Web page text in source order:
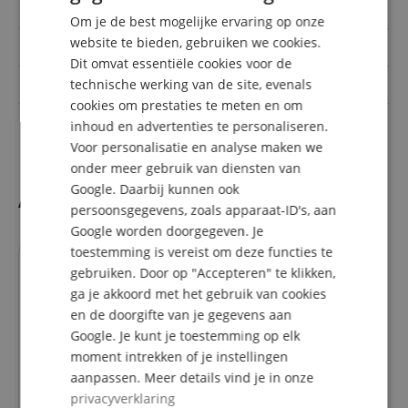
Uitgangen 6.3mm Klinke, USB
Zwart
Ingangen 6.3mm Klinke, XLR
max. sampling rate 24 bit / 192 kHz
Accesoires
past precies
10
ITALIAN
SPANISH
Om je de best mogelijke ervaring op onze
website te bieden, gebruiken we cookies.
Dit omvat essentiële cookies voor de
technische werking van de site, evenals
cookies om prestaties te meten en om
inhoud en advertenties te personaliseren.
Voor personalisatie en analyse maken we
onder meer gebruik van diensten van
Google. Daarbij kunnen ook
persoonsgegevens, zoals apparaat-ID's, aan
Google worden doorgegeven. Je
toestemming is vereist om deze functies te
gebruiken. Door op "Accepteren" te klikken,
ga je akkoord met het gebruik van cookies
en de doorgifte van je gegevens aan
Google. Je kunt je toestemming op elk
moment intrekken of je instellingen
aanpassen. Meer details vind je in onze
privacyverklaring